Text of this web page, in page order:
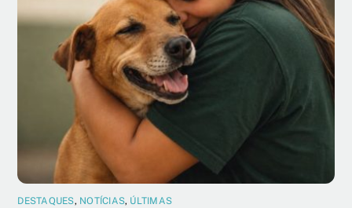
DESTAQUES, NOTÍCIAS, ÚLTIMAS